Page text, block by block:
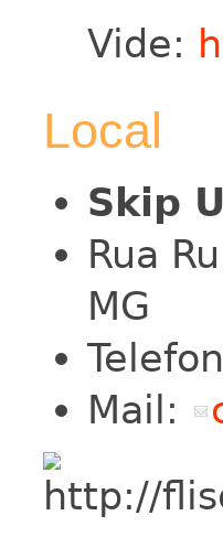
Vide:
Local
Skip
Rua
MG
Mail: